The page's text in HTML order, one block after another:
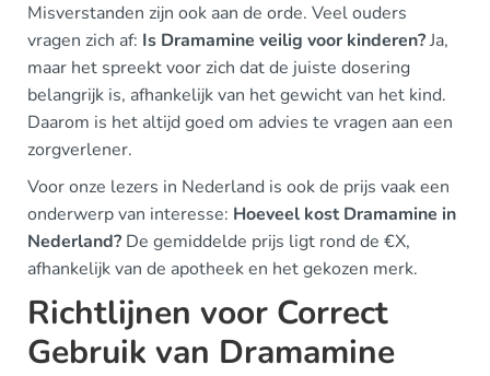
Misverstanden zijn ook aan de orde. Veel ouders
vragen zich af: Is Dramamine veilig voor kinderen?Ja,
maar het spreekt voor zich dat de juiste dosering
belangrijk is, afhankelijk van het gewicht van het kind.
Daarom is het altijd goed om advies te vragen aan een
zorgverlener.
Voor onze lezers in Nederland is ook de prijs vaak een
onderwerp van interesse: Hoeveel kost Dramamine in
Nederland? De gemiddelde prijs ligt rond de €X,
afhankelijk van de apotheek en het gekozen merk.
Richtlijnen voor Correct
Gebruik van Dramamine